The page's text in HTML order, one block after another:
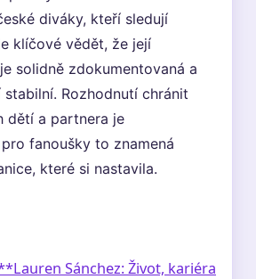
diváky, kteří sledují
klíčové vědět, že její
solidně zdokumentovaná a
stabilní. Rozhodnutí chránit
dětí a partnera je
fanoušky to znamená
které si nastavila.
Sánchez: Život, kariéra